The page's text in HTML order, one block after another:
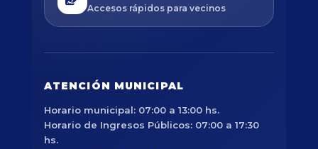
Accesos rápidos para vecinos
ATENCIÓN MUNICIPAL
Horario municipal: 07:00 a 13:00 hs.
Horario de Ingresos Públicos: 07:00 a 17:30
hs.